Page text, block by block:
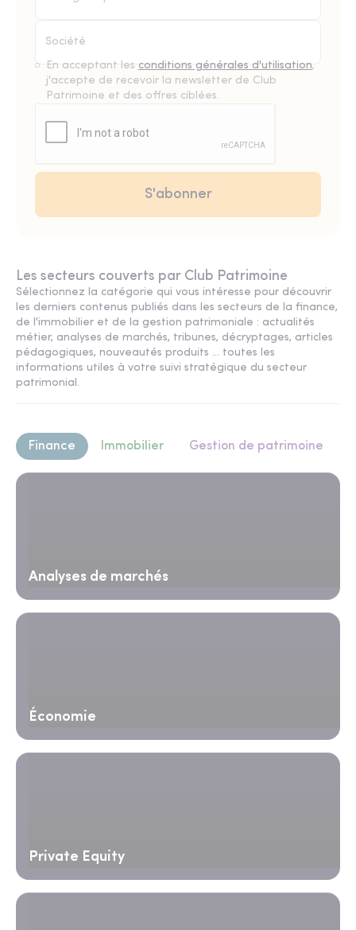
En acceptant les conditions générales d'utilisation,
j'accepte de recevoir la newsletter de Club
Patrimoine et des offres ciblées.
Les secteurs couverts par Club Patrimoine
Sélectionnez la catégorie qui vous intéresse pour découvrir
les derniers contenus publiés dans les secteurs de la finance,
de l'immobilier et de la gestion patrimoniale : actualités
métier, analyses de marchés, tribunes, décryptages, articles
pédagogiques, nouveautés produits ... toutes les
informations utiles à votre suivi stratégique du secteur
patrimonial.
Finance Immobilier Gestion de patrimoine
Analyses de marchés
Économie
Private Equity